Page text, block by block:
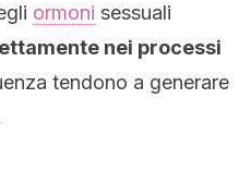
ormoni sessuali
nei processi
tendono a generare